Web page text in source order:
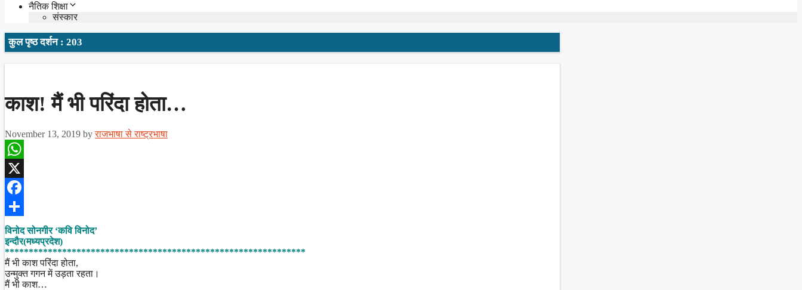
नैतिक शिक्षा
संस्कार
कुल पृष्ठ दर्शन : 203
काश! मैं भी परिंदा होता…
November 13, 2019 byराजभाषा से राष्ट्रभाषा
WhatsApp
X
Facebook
Share
विनोद सोनगीर ‘कवि विनोद’
इन्दौर(मध्यप्रदेश)
***************************************************************
मैं भी काश परिंदा होता,
उन्मुक्त गगन में उड़ता रहता।
मैं भी काश…